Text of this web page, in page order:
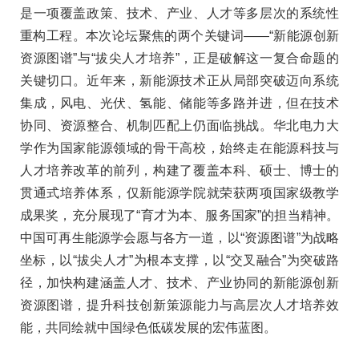
是一项覆盖政策、技术、产业、人才等多层次的系统性
重构工程。本次论坛聚焦的两个关键词——“新能源创新
资源图谱”与“拔尖人才培养”，正是破解这一复合命题的
关键切口。近年来，新能源技术正从局部突破迈向系统
集成，风电、光伏、氢能、储能等多路并进，但在技术
协同、资源整合、机制匹配上仍面临挑战。华北电力大
学作为国家能源领域的骨干高校，始终走在能源科技与
人才培养改革的前列，构建了覆盖本科、硕士、博士的
贯通式培养体系，仅新能源学院就荣获两项国家级教学
成果奖，充分展现了“育才为本、服务国家”的担当精神。
中国可再生能源学会愿与各方一道，以“资源图谱”为战略
坐标，以“拔尖人才”为根本支撑，以“交叉融合”为突破路
径，加快构建涵盖人才、技术、产业协同的新能源创新
资源图谱，提升科技创新策源能力与高层次人才培养效
能，共同绘就中国绿色低碳发展的宏伟蓝图。